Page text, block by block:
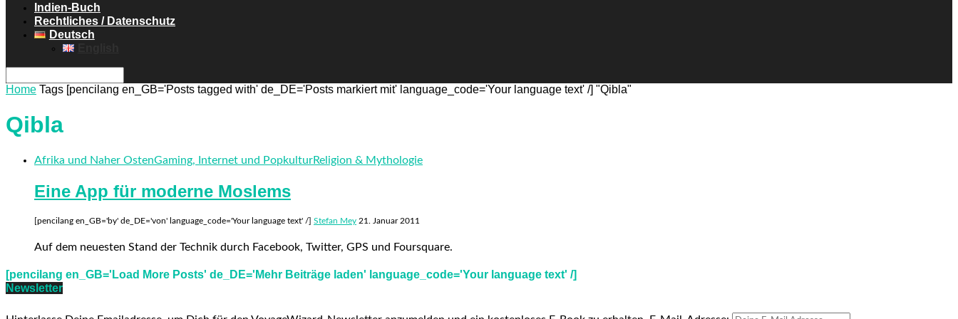
Indien-Buch
Rechtliches / Datenschutz
Deutsch
Home Tags [pencilang en_GB='Posts tagged with' de_DE='Posts markiert mit' language_code='Your language text' /] "Qibla"
Qibla
Afrika und Naher OstenGaming, Internet und PopkulturReligion & Mythologie
Eine App für moderne Moslems
[pencilang en_GB='by' de_DE='von' language_code='Your language text' /] Stefan Mey 21. Januar 2011
Auf dem neuesten Stand der Technik durch Facebook, Twitter, GPS und Foursquare.
[pencilang en_GB='Load More Posts' de_DE='Mehr Beiträge laden' language_code='Your language text' /]
Newsletter